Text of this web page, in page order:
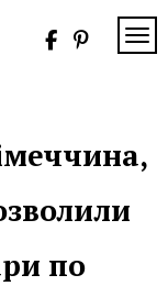
по